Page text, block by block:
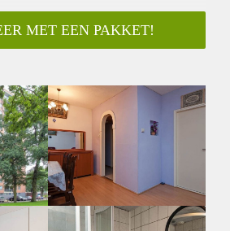
Nee
Afhankelijk van de Eigenaar
Afhankelijk van de Eigenaar
MET EEN PAKKET!